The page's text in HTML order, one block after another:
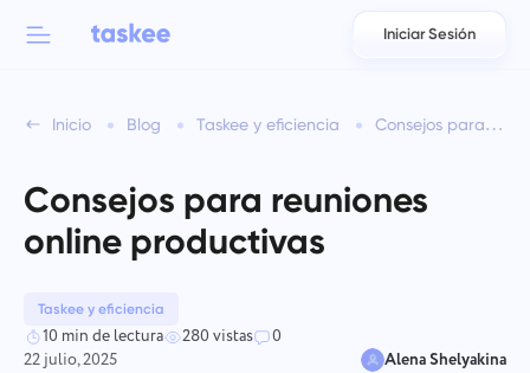
العربية
Azərbaycan
日本語
Iniciar Sesión
Inicio Blog Taskee y eficiencia Consejos para reuniones online productivas
Consejos para reuniones
online productivas
Taskee y eficiencia
10 min de lectura 280 vistas
0
22 julio, 2025
Alena Shelyakina
Funciones de Taskee
Conozca sobre 7 más características inspiradoras
Para equipos
Industrias
Tipo de empresa